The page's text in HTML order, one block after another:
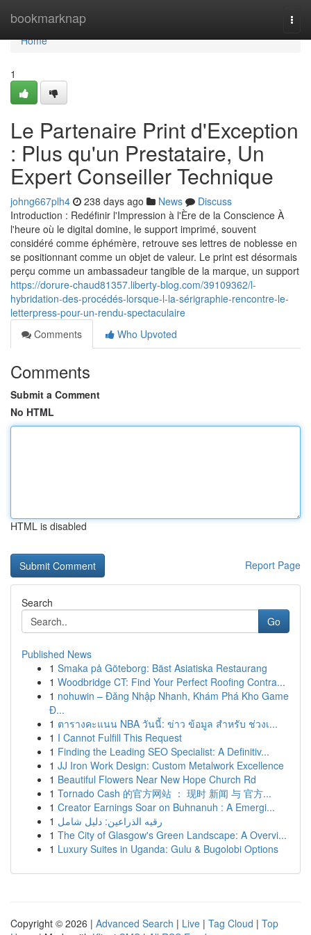
bookmarknap
Home
Home
1
Le Partenaire Print d'Exception
: Plus qu'un Prestataire, Un
Expert Conseiller Technique
johng667plh4 238 days ago News
Discuss
Introduction : Redéfinir l'Impression à l'Ère de la Conscience À
l'heure où le digital domine, le support imprimé, souvent
considéré comme éphémère, retrouve ses lettres de noblesse en
se positionnant comme un objet de valeur. Le print est désormais
perçu comme un ambassadeur tangible de la marque, un support
https://dorure-chaud81357.liberty-blog.com/39109362/l-
hybridation-des-procédés-lorsque-l-la-sérigraphie-rencontre-le-
letterpress-pour-un-rendu-spectaculaire
Comments
Who Upvoted
Comments
Submit a Comment
No HTML
HTML is disabled
Report Page
Search
Go
Published News
1 Smaka på Göteborg: Bäst Asiatiska Restaurang
1 Woodbridge CT: Find Your Perfect Roofing Contra...
1 nohuwin – Đăng Nhập Nhanh, Khám Phá Kho Game
Đ...
1 ตารางคะแนน NBA วันนี้: ข่าว ข้อมูล สำหรับ ช่วงเ...
1 I Cannot Fulfill This Request
1 Finding the Leading SEO Specialist: A Definitiv...
1 JJ Iron Work Design: Custom Metalwork Excellence
1 Beautiful Flowers Near New Hope Church Rd
1 Tornado Cash 的官方网站 ： 现时 新闻 与 官方...
1 Creator Earnings Soar on Buhnanuh : A Emergi...
1 رقيه الذراعين: دليل شامل
1 The City of Glasgow's Green Landscape: A Overvi...
1 Luxury Suites in Uganda: Gulu & Bugolobi Options
Copyright © 2026 | Advanced Search | Live | Tag Cloud | Top